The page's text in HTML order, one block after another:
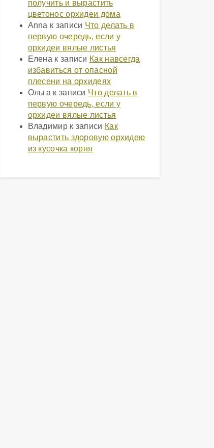
получить и вырастить
цветонос орхидеи дома
Anna к записи Что делать в
первую очередь, если у
орхидеи вялые листья
Елена к записи Как навсегда
избавиться от опасной
плесени на орхидеях
Ольга к записи Что делать в
первую очередь, если у
орхидеи вялые листья
Владимирк записи Как
вырастить здоровую орхидею
из кусочка корня